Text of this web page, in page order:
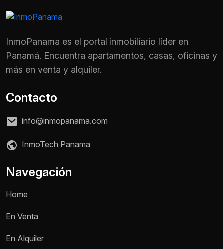
Nombre *
Teléfono / WhatsApp *
InmoPanama es el portal inmobiliario líder en
Panamá. Encuentra apartamentos, casas, oficinas y
más en venta y alquiler.
Contacto
info@inmopanama.com
InmoTech Panama
Navegación
Home
En Venta
En Alquiler